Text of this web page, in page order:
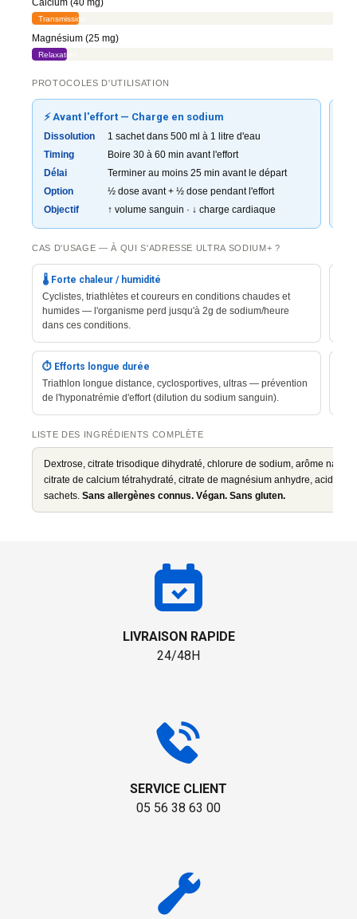
Calcium (40 mg)
40 mg —
Transmission
Magnésium (25 mg)
25 mg —
Relaxation
PROTOCOLES D'UTILISATION
⚡ Avant l'effort — Charge en sodium
Dissolution
1 sachet dans 500 ml à 1 litre d'eau
Timing
Boire 30 à 60 min avant l'effort
Délai
Terminer au moins 25 min avant le départ
Option
½ dose avant + ½ dose pendant l'effort
Objectif
↑ volume sanguin · ↓ charge cardiaque
CAS D'USAGE — À QUI S'ADRESSE ULTRA SODIUM+ ?
🌡️ Forte chaleur / humidité
Cyclistes, triathlètes et coureurs en conditions chaudes et
humides — l'organisme perd jusqu'à 2g de sodium/heure
dans ces conditions.
⏱️ Efforts longue durée
Triathlon longue distance, cyclosportives, ultras — prévention
de l'hyponatrémie d'effort (dilution du sodium sanguin).
LISTE DES INGRÉDIENTS COMPLÈTE
Dextrose, citrate trisodique dihydraté, chlorure de sodium, arôme
citrate de calcium tétrahydraté, citrate de magnésium anhydre,
sachets. Sans allergènes connus. Végan. Sans gluten.
LIVRAISON RAPIDE
24/48H
SERVICE CLIENT
05 56 38 63 00